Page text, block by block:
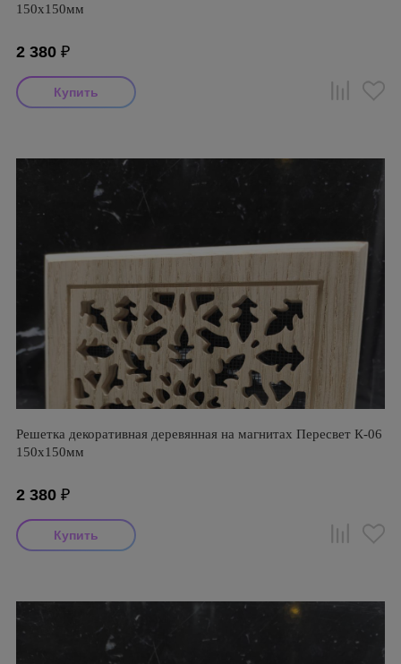
150х150мм
2 380 ₽
Решетка декоративная деревянная на магнитах Пересвет К-06
150х150мм
2 380 ₽